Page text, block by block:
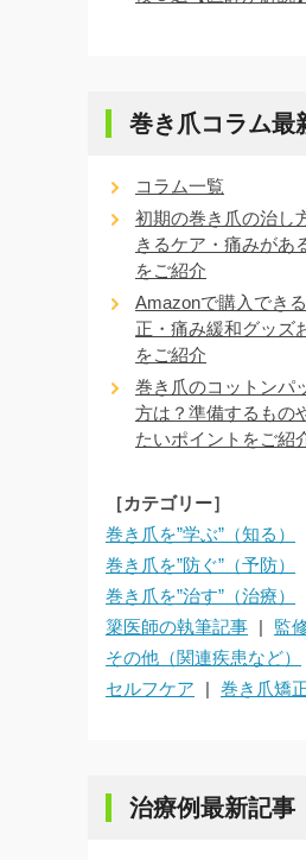
巻き爪コラム最
コラム一覧
初期の巻き爪の治し
きるケア・痛みがあ
をご紹介
Amazonで購入でき
正・痛み緩和グッズ
をご紹介
巻き爪のコットンパ
方は？準備するもの
たいポイントをご紹
［カテゴリー］
巻き爪を”学ぶ”（知る）
巻き爪を”防ぐ”（予防）
巻き爪を”治す”（治療）
簗医師の執筆記事
監
その他（関連疾患など）
セルフケア
巻き爪矯
治療例最新記事